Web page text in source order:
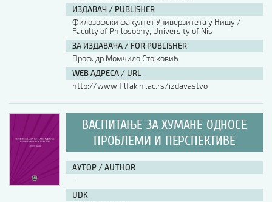
ИЗДАВАЧ / PUBLISHER
Филозофски факултет Универзитета у Нишу /
Faculty of Philosophy, University of Nis
ЗА ИЗДАВАЧА / FOR PUBLISHER
Проф. др Момчило Стојковић
WEB АДРЕСА / URL
http://www.filfak.ni.ac.rs/izdavastvo
ВАСПИТАЊЕ ЗА ХУМАНЕ ОДНОСЕ
ПРОБЛЕМИ И ПЕРСПЕКТИВЕ
АУТОР / AUTHOR
-
UDK